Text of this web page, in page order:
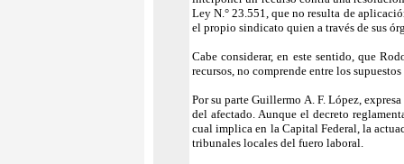
Ley N.° 23.551, que no resulta de
el propio sindicato quien a través de sus
Cabe considerar, en este sentido, que
recursos, no comprende entre los
Por su parte Guillermo A. F. López,
del afectado. Aunque el decreto
cual implica en la Capital Federal, la
tribunales locales del fuero laboral.